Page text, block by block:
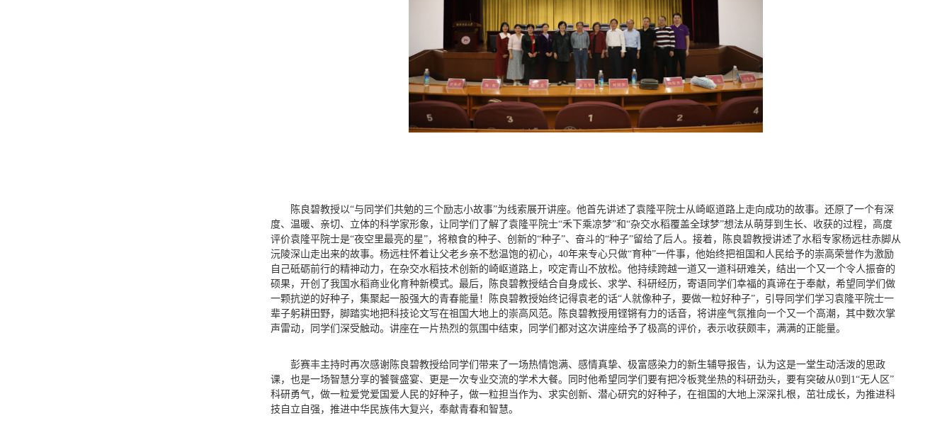
陈良碧教授以“与同学们共勉的三个励志小故事”为线索展开讲座。他首先讲述了袁隆平院士从崎岖道路上走向成功的故事。还原了一个有深
度、温暖、亲切、立体的科学家形象，让同学们了解了袁隆平院士“禾下乘凉梦”和“杂交水稻覆盖全球梦”想法从萌芽到生长、收获的过程，高度
评价袁隆平院士是“夜空里最亮的星”，将粮食的种子、创新的“种子”、奋斗的“种子”留给了后人。接着，陈良碧教授讲述了水稻专家杨远柱赤脚从
沅陵深山走出来的故事。杨远柱怀着让父老乡亲不愁温饱的初心，40年来专心只做“育种”一件事，他始终把祖国和人民给予的崇高荣誉作为激励
自己砥砺前行的精神动力，在杂交水稻技术创新的崎岖道路上，咬定青山不放松。他持续跨越一道又一道科研难关，结出一个又一个令人振奋的
硕果，开创了我国水稻商业化育种新模式。最后，陈良碧教授结合自身成长、求学、科研经历，寄语同学们幸福的真谛在于奉献，希望同学们做
一颗抗逆的好种子，集聚起一股强大的青春能量！陈良碧教授始终记得袁老的话“人就像种子，要做一粒好种子”，引导同学们学习袁隆平院士一
辈子躬耕田野，脚踏实地把科技论文写在祖国大地上的崇高风范。陈良碧教授用铿锵有力的话音，将讲座气氛推向一个又一个高潮，其中数次掌
声雷动，同学们深受触动。讲座在一片热烈的氛围中结束，同学们都对这次讲座给予了极高的评价，表示收获颇丰，满满的正能量。
彭赛丰主持时再次感谢陈良碧教授给同学们带来了一场热情饱满、感情真挚、极富感染力的新生辅导报告，认为这是一堂生动活泼的思政
课，也是一场智慧分享的饕餮盛宴、更是一次专业交流的学术大餐。同时他希望同学们要有把冷板凳坐热的科研劲头，要有突破从0到1“无人区”
科研勇气，做一粒爱党爱国爱人民的好种子，做一粒担当作为、求实创新、潜心研究的好种子，在祖国的大地上深深扎根，茁壮成长，为推进科
技自立自强，推进中华民族伟大复兴，奉献青春和智慧。